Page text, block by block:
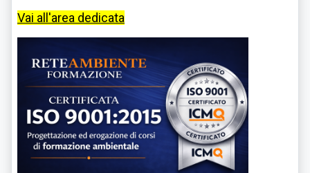
Vai all'area dedicata